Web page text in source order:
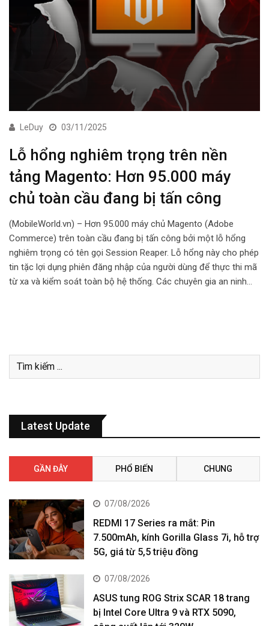
LeDuy 03/11/2025
Lỗ hổng nghiêm trọng trên nền
tảng Magento: Hơn 95.000 máy
chủ toàn cầu đang bị tấn công
(MobileWorld.vn) – Hơn 95.000 máy chủ Magento (Adobe
Commerce) trên toàn cầu đang bị tấn công bởi một lỗ hổng
nghiêm trọng có tên gọi Session Reaper. Lỗ hổng này cho phép
tin tặc lợi dụng phiên đăng nhập của người dùng để thực thi mã
từ xa và kiểm soát toàn bộ hệ thống. Các chuyên gia an ninh…
Latest Update
GẦN ĐÂY PHỔ BIẾN CHUNG
07/08/2026
REDMI 17 Series ra mắt: Pin
7.500mAh, kính Gorilla Glass 7i, hỗ trợ
5G, giá từ 5,5 triệu đồng
07/08/2026
ASUS tung ROG Strix SCAR 18 trang
bị Intel Core Ultra 9 và RTX 5090,